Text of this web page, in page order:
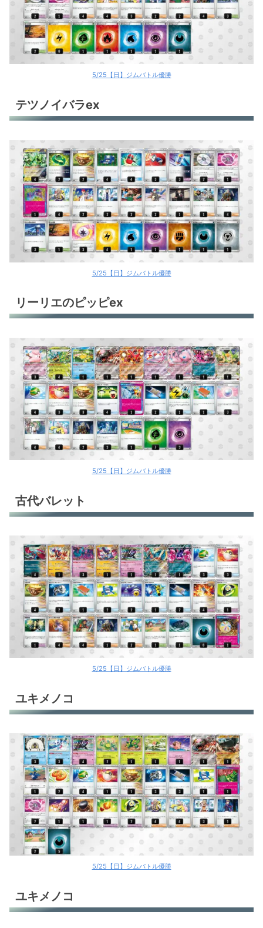
5/25【日】ジムバトル優勝
テツノイバラex
5/25【日】ジムバトル優勝
リーリエのピッピex
5/25【日】ジムバトル優勝
古代バレット
5/25【日】ジムバトル優勝
ユキメノコ
5/25【日】ジムバトル優勝
ユキメノコ